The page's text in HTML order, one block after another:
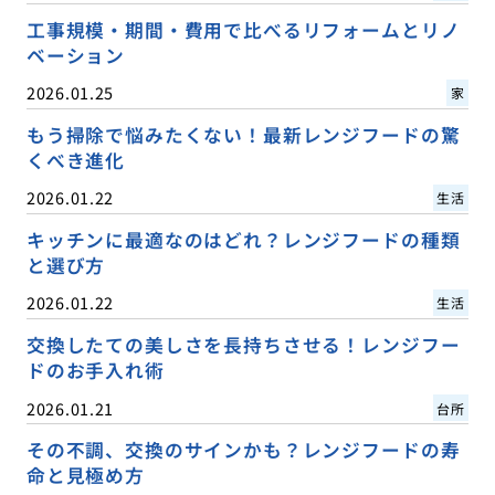
工事規模・期間・費用で比べるリフォームとリノ
ベーション
2026.01.25 家
もう掃除で悩みたくない！最新レンジフードの驚
くべき進化
2026.01.22 生活
キッチンに最適なのはどれ？レンジフードの種類
と選び方
2026.01.22 生活
交換したての美しさを長持ちさせる！レンジフー
ドのお手入れ術
2026.01.21 台所
その不調、交換のサインかも？レンジフードの寿
命と見極め方